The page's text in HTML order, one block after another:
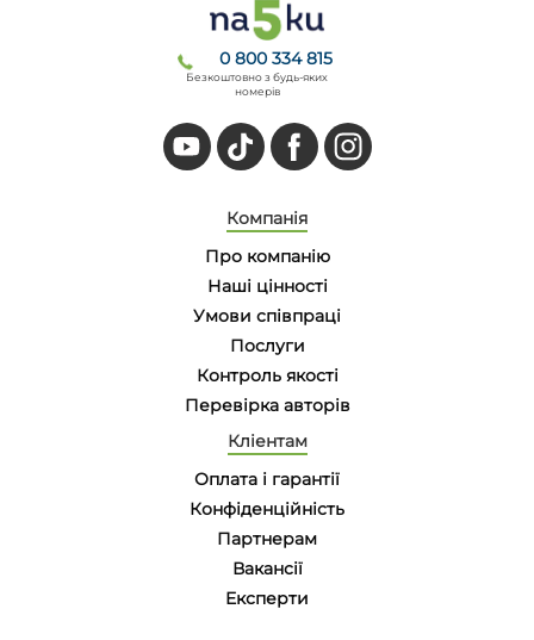
0 800 334 815
Безкоштовно з будь-яких
номерів
Компанія
Про компанію
Наші цінності
Умови співпраці
Послуги
Контроль якості
Перевірка авторів
Кліентам
Оплата і гарантії
Конфіденційність
Партнерам
Вакансії
Eксперти